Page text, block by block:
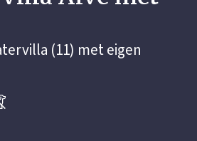
(11) met eigen